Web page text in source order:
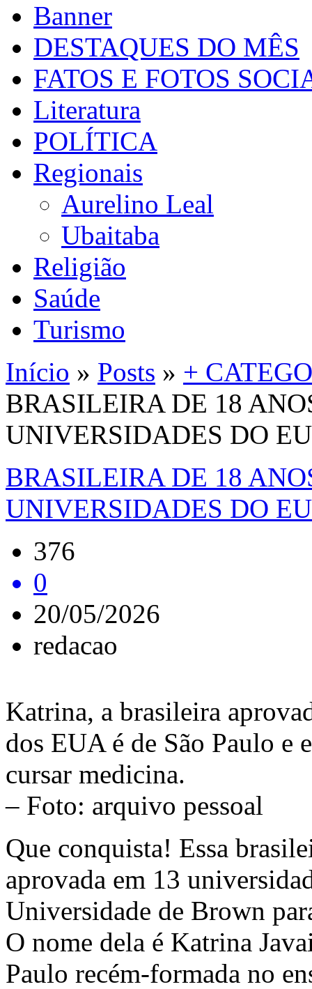
Banner
DESTAQUES DO MÊS
FATOS E FOTOS
Literatura
POLÍTICA
Regionais
Aurelino Leal
Ubaitaba
Religião
Saúde
Turismo
Início » Posts » +
BRASILEIRA DE 18
UNIVERSIDADES DO
BRASILEIRA DE 18
UNIVERSIDADES DO
376
0
20/05/2026
redacao
Katrina, a brasileira
dos EUA é de São Paulo e
cursar medicina.
– Foto: arquivo pessoal
Que conquista! Essa
aprovada em 13
Universidade de Brown
O nome dela é Katrina
Paulo recém-formada no